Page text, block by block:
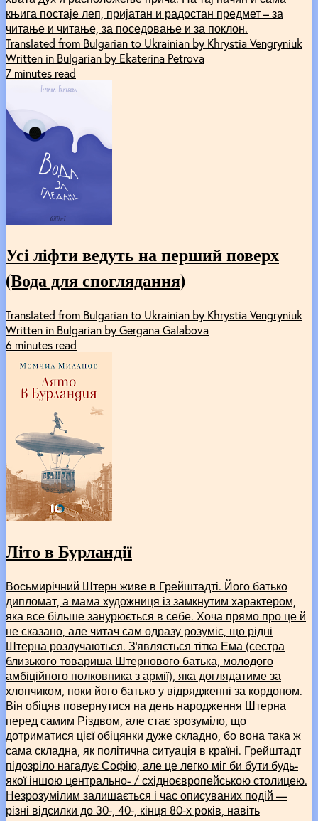
књига постаје леп, пријатан и радостан предмет – за
читање и читање, за поседовање и за поклон.
Translated from Bulgarian to Ukrainian by Khrystia Vengryniuk
Written in Bulgarian by Ekaterina Petrova
7 minutes read
Усі ліфти ведуть на перший поверх
(Вода для споглядання)
Translated from Bulgarian to Ukrainian by Khrystia Vengryniuk
Written in Bulgarian by Gergana Galabova
6 minutes read
Літо в Бурландії
Восьмирічний Штерн живе в Грейштадті. Його батько
дипломат, а мама художниця із замкнутим характером,
яка все більше занурюється в себе. Хоча прямо про це й
не сказано, але читач сам одразу розуміє, що рідні
Штерна розлучаються. З’являється тітка Ема (сестра
близького товариша Штернового батька, молодого
амбіційного полковника з армії), яка доглядатиме за
хлопчиком, поки його батько у відрядженні за кордоном.
Він обіцяв повернутися на день народження Штерна
перед самим Різдвом, але стає зрозуміло, що
дотриматися цієї обіцянки дуже складно, бо вона така ж
сама складна, як політична ситуація в країні. Грейштадт
підозріло нагадує Софію, але це легко міг би бути будь-
якої іншою центрально- / східноєвропейською столицею.
Незрозумілим залишається і час описуваних подій ––
різні відсилки до 30-, 40-, кінця 80-х років, навіть